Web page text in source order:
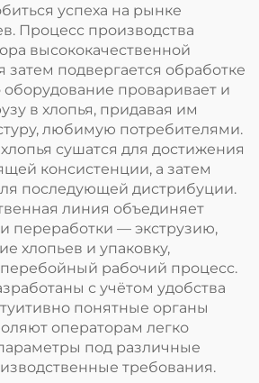
успеха на рынке
Процесс производства
высококачественной
затем подвергается обработке
оборудование проваривает и
в хлопья, придавая им
любимую потребителями.
сушатся для достижения
консистенции, а затем
последующей дистрибуции.
линия объединяет
переработки — экструзию,
хлопьев и упаковку,
рабочий процесс.
с учётом удобства
понятные органы
операторам легко
под различные
требования.